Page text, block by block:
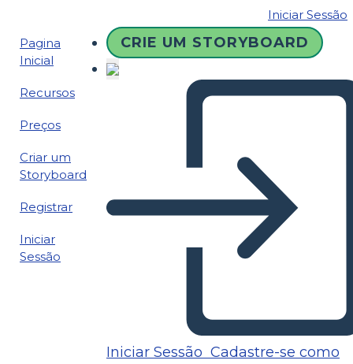
Iniciar Sessão
Pagina
Inicial
Recursos
Preços
Criar um
Storyboard
Registrar
Iniciar
Sessão
CRIE UM STORYBOARD
Iniciar Sessão Cadastre-se como